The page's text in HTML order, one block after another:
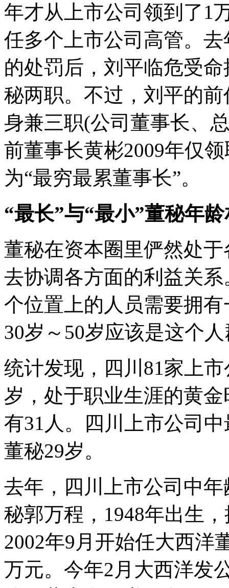
年才从上市公司领到了1
任多个上市公司高管。
的处罚后，刘平临危受
秘两职。不过，刘平的
身兼三职(公司董事长、
前董事长黄彬2009年仅
为“最穷最累董事长”。
“最长”与“最小”董秘年
董秘在资本圈里俨然处
去协调各方面的利益关
个位置上的人员需要拥
30岁～50岁应该是这个
统计发现，四川81家上
岁，处于职业生涯的黄
有31人。四川上市公司
董秘29岁。
去年，四川上市公司中
秘郭万程，1948年出生
2002年9月开始任大西洋
万元。今年2月大西洋发